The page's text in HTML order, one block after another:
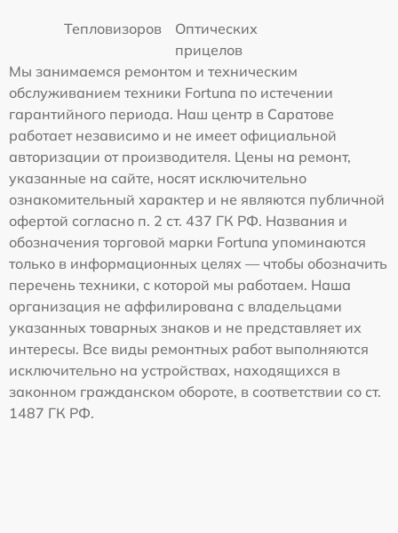
Тепловизоров
Оптических
прицелов
Мы занимаемся ремонтом и техническим
обслуживанием техники Fortuna по истечении
гарантийного периода. Наш центр в Саратове
работает независимо и не имеет официальной
авторизации от производителя. Цены на ремонт,
указанные на сайте, носят исключительно
ознакомительный характер и не являются публичной
офертой согласно п. 2 ст. 437 ГК РФ. Названия и
обозначения торговой марки Fortuna упоминаются
только в информационных целях — чтобы обозначить
перечень техники, с которой мы работаем. Наша
организация не аффилирована с владельцами
указанных товарных знаков и не представляет их
интересы. Все виды ремонтных работ выполняются
исключительно на устройствах, находящихся в
законном гражданском обороте, в соответствии со ст.
1487 ГК РФ.